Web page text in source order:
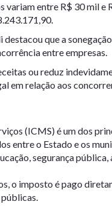
entre R$ 30 mil e
que a
entre empresas.
ou reduz
em relação aos
(ICMS) é um dos
entre o Estado e os
segurança
o imposto é pago